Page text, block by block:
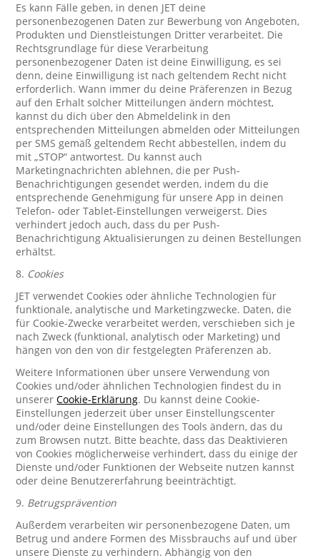
Es kann Fälle geben, in denen JET deine
personenbezogenen Daten zur Bewerbung von Angeboten,
Produkten und Dienstleistungen Dritter verarbeitet. Die
Rechtsgrundlage für diese Verarbeitung
personenbezogener Daten ist deine Einwilligung, es sei
denn, deine Einwilligung ist nach geltendem Recht nicht
erforderlich. Wann immer du deine Präferenzen in Bezug
auf den Erhalt solcher Mitteilungen ändern möchtest,
kannst du dich über den Abmeldelink in den
entsprechenden Mitteilungen abmelden oder Mitteilungen
per SMS gemäß geltendem Recht abbestellen, indem du
mit „STOP“ antwortest. Du kannst auch
Marketingnachrichten ablehnen, die per Push-
Benachrichtigungen gesendet werden, indem du die
entsprechende Genehmigung für unsere App in deinen
Telefon- oder Tablet-Einstellungen verweigerst. Dies
verhindert jedoch auch, dass du per Push-
Benachrichtigung Aktualisierungen zu deinen Bestellungen
erhältst.
8. Cookies
JET verwendet Cookies oder ähnliche Technologien für
funktionale, analytische und Marketingzwecke. Daten, die
für Cookie-Zwecke verarbeitet werden, verschieben sich je
nach Zweck (funktional, analytisch oder Marketing) und
hängen von den von dir festgelegten Präferenzen ab.
Weitere Informationen über unsere Verwendung von
Cookies und/oder ähnlichen Technologien findest du in
unsererCookie-Erklärung. Du kannst deine Cookie-
Einstellungen jederzeit über unser Einstellungscenter
und/oder deine Einstellungen des Tools ändern, das du
zum Browsen nutzt. Bitte beachte, dass das Deaktivieren
von Cookies möglicherweise verhindert, dass du einige der
Dienste und/oder Funktionen der Webseite nutzen kannst
oder deine Benutzererfahrung beeinträchtigt.
9. Betrugsprävention
Außerdem verarbeiten wir personenbezogene Daten, um
Betrug und andere Formen des Missbrauchs auf und über
unsere Dienste zu verhindern. Abhängig von den